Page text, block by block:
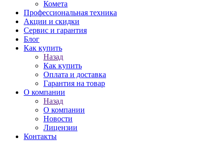
Комета
Профессиональная техника
Акции и скидки
Сервис и гарантия
Блог
Как купить
Назад
Как купить
Оплата и доставка
Гарантия на товар
О компании
Назад
О компании
Новости
Лицензии
Контакты